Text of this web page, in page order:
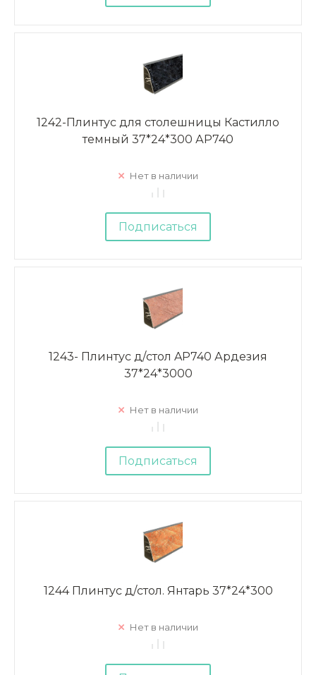
1242-Плинтус для столешницы Кастилло
темный 37*24*300 АР740
Нет в наличии
Подписаться
1243- Плинтус д/стол AP740 Ардезия
37*24*3000
Нет в наличии
Подписаться
1244 Плинтус д/стол. Янтарь 37*24*300
Нет в наличии